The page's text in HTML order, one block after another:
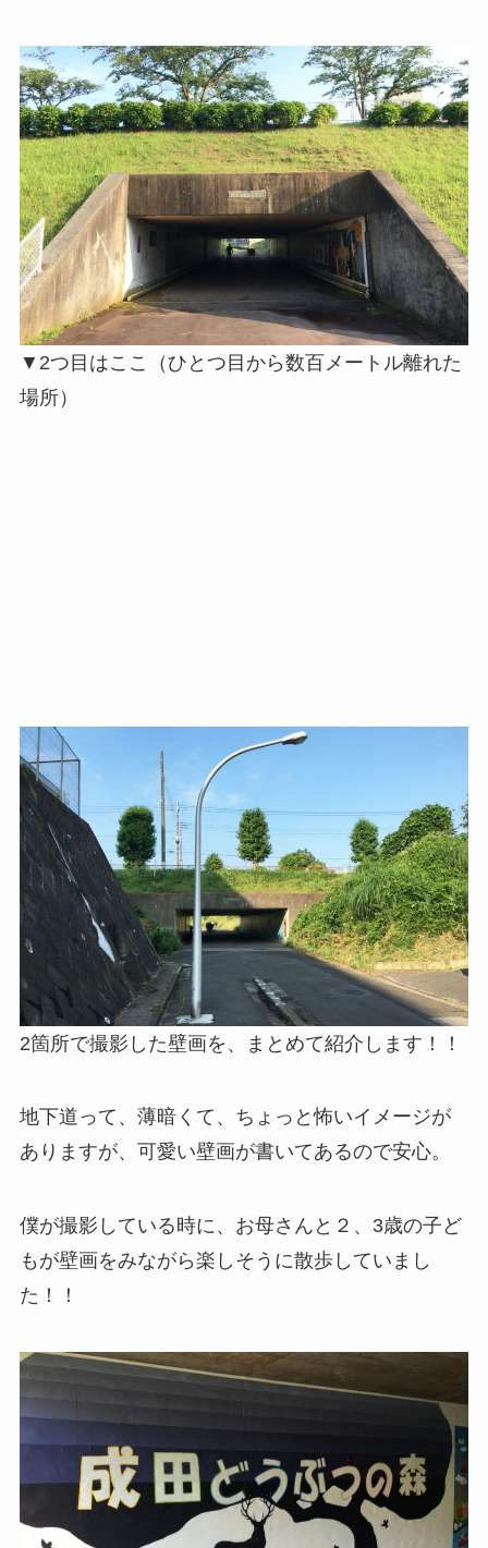
▼2つ目はここ（ひとつ目から数百メートル離れた
場所）
2箇所で撮影した壁画を、まとめて紹介します！！
地下道って、薄暗くて、ちょっと怖いイメージが
ありますが、可愛い壁画が書いてあるので安心。
僕が撮影している時に、お母さんと２、3歳の子ど
もが壁画をみながら楽しそうに散歩していまし
た！！